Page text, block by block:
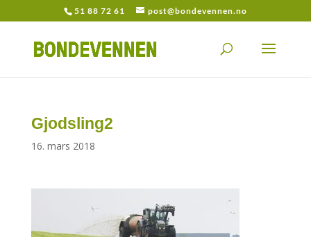
51 88 72 61 post@bondevennen.no
Gjodsling2
16. mars 2018